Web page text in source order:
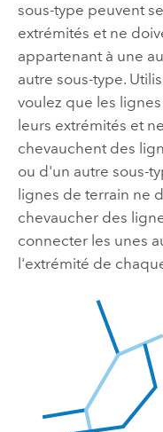
sous-type peuvent
extrémités et ne
appartenant à une
autre sous-type.
voulez que les
leurs extrémités et
chevauchent des
ou d'un autre sous-
lignes de terrain ne
chevaucher des
connecter les unes
l'extrémité de